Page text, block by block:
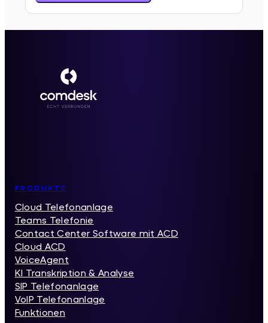
Inhaltsverzeichnis
PRODUKTE
Cloud Telefonanlage
Teams Telefonie
Contact Center Software mit ACD
Cloud ACD
VoiceAgent
KI Transkription & Analyse
SIP Telefonanlage
VoIP Telefonanlage
Funktionen